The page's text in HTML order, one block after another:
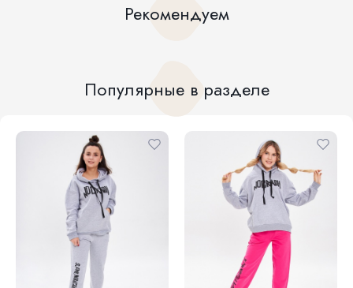
Рекомендуем
Популярные в разделе